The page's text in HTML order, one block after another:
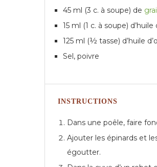
45 ml (3 c. à soupe) de
15 ml (1 c. à soupe)
125 ml (½ tasse) d’huile
Sel, poivre
INSTRUCTIONS
Dans une poêle, faire
Ajouter les épinards et
égoutter.